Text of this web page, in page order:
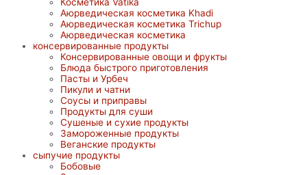
Аюрведическая коcметика Khadi
Аюрведическая коcметика Trichup
Аюрведическая косметика
консервированные продукты
Консервированные овощи и фрукты
Блюда быстрого приготовления
Пасты и Урбеч
Пикули и чатни
Соусы и приправы
Продукты для суши
Сушеные и сухие продукты
Замороженные продукты
Веганские продукты
сыпучие продукты
Бобовые